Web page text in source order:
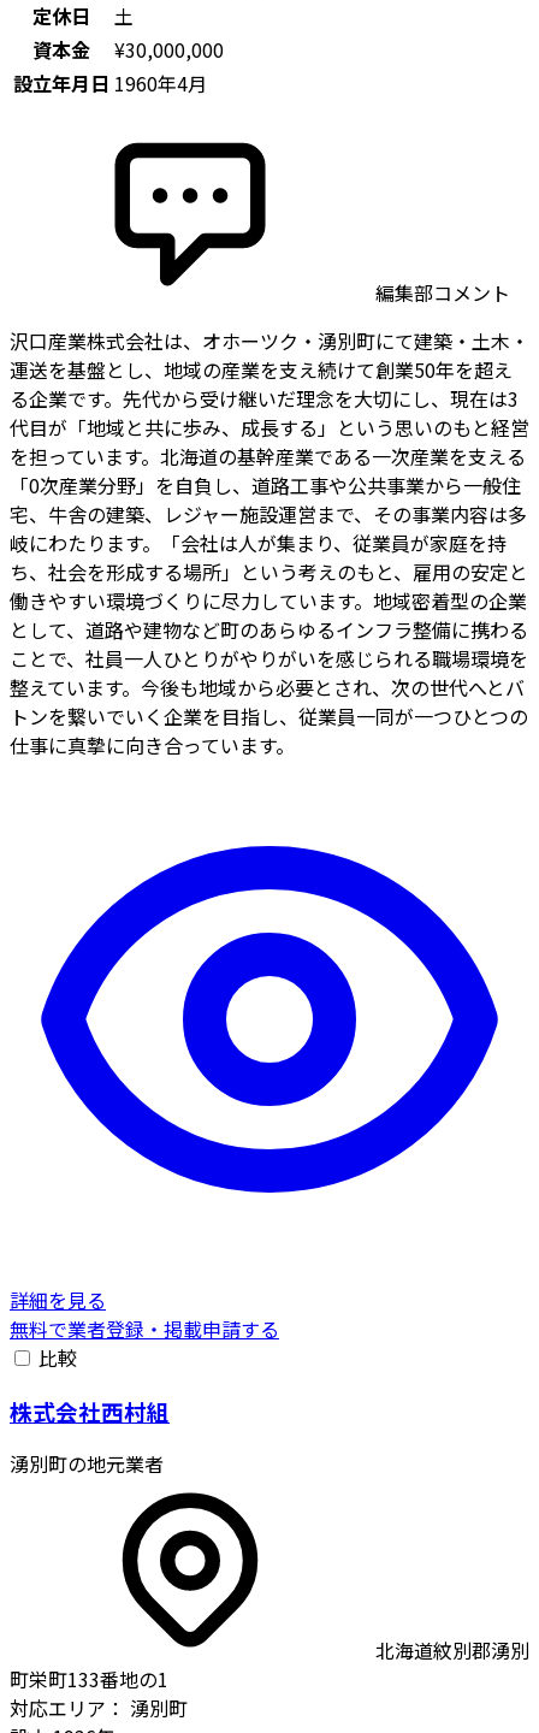
定休日
土
資本金
¥30,000,000
設立年月日 1960年4月
編集部コメント
沢口産業株式会社は、オホーツク・湧別町にて建築・土木・
運送を基盤とし、地域の産業を支え続けて創業50年を超え
る企業です。先代から受け継いだ理念を大切にし、現在は3
代目が「地域と共に歩み、成長する」という思いのもと経営
を担っています。北海道の基幹産業である一次産業を支える
「0次産業分野」を自負し、道路工事や公共事業から一般住
宅、牛舎の建築、レジャー施設運営まで、その事業内容は多
岐にわたります。「会社は人が集まり、従業員が家庭を持
ち、社会を形成する場所」という考えのもと、雇用の安定と
働きやすい環境づくりに尽力しています。地域密着型の企業
として、道路や建物など町のあらゆるインフラ整備に携わる
ことで、社員一人ひとりがやりがいを感じられる職場環境を
整えています。今後も地域から必要とされ、次の世代へとバ
トンを繋いでいく企業を目指し、従業員一同が一つひとつの
仕事に真摯に向き合っています。
詳細を見る
無料で業者登録・掲載申請する
比較
株式会社西村組
湧別町の地元業者
北海道紋別郡湧別
町栄町133番地の1
対応エリア： 湧別町